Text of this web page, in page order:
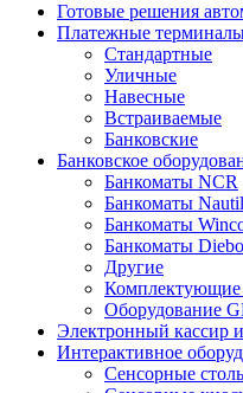
Готовые решения
Платежные
Стандартные
Уличные
Навесные
Встраиваемые
Банковские
Банковское
Банкоматы NCR
Банкоматы
Банкоматы
Банкоматы
Другие
Комплектующие
Оборудование
Электронный кассир
Интерактивное
Сенсорные